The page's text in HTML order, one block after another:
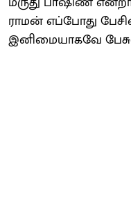
ராமன் எப்போது
இனிமையாகவே